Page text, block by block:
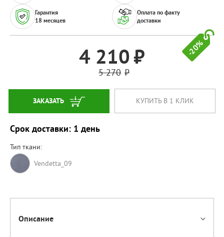
-20%
Гарантия
18 месяцев
Оплата по факту
доставки
4 210
5 270
ЗАКАЗАТЬ КУПИТЬ В 1 КЛИК
Срок доставки: 1 день
Тип ткани:
Vendetta_09
Описание